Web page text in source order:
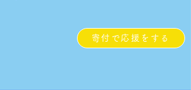
寄付で応援をする